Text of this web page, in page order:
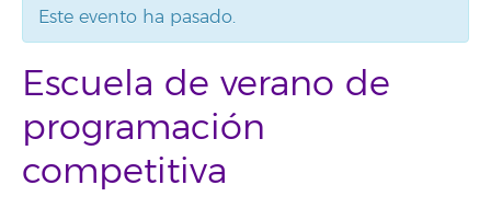
Este evento ha pasado.
Escuela de verano de
programación
competitiva